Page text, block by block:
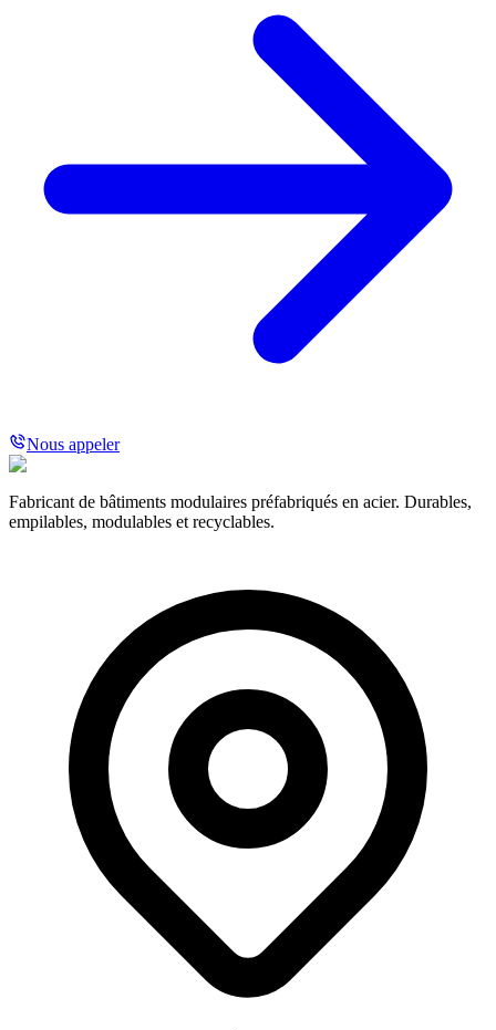
Nous appeler
Fabricant de bâtiments modulaires préfabriqués en acier. Durables,
empilables, modulables et recyclables.